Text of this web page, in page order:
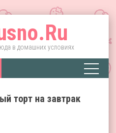
в домашних условиях
торт на завтрак